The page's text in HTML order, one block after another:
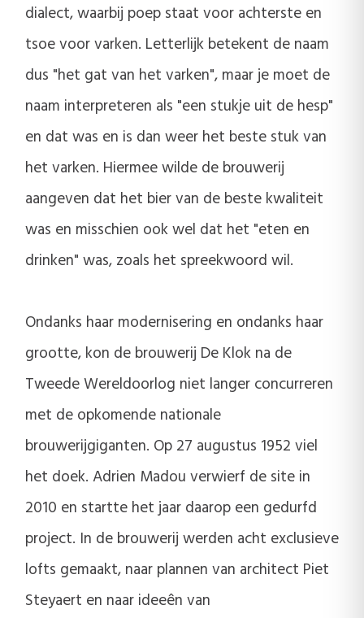
dialect, waarbij poep staat voor achterste en
tsoe voor varken. Letterlijk betekent de naam
dus "het gat van het varken", maar je moet de
naam interpreteren als "een stukje uit de hesp"
en dat was en is dan weer het beste stuk van
het varken. Hiermee wilde de brouwerij
aangeven dat het bier van de beste kwaliteit
was en misschien ook wel dat het "eten en
drinken" was, zoals het spreekwoord wil.
Ondanks haar modernisering en ondanks haar
grootte, kon de brouwerij De Klok na de
Tweede Wereldoorlog niet langer concurreren
met de opkomende nationale
brouwerijgiganten. Op 27 augustus 1952 viel
het doek. Adrien Madou verwierf de site in
2010 en startte het jaar daarop een gedurfd
project. In de brouwerij werden acht exclusieve
lofts gemaakt, naar plannen van architect Piet
Steyaert en naar ideeên van